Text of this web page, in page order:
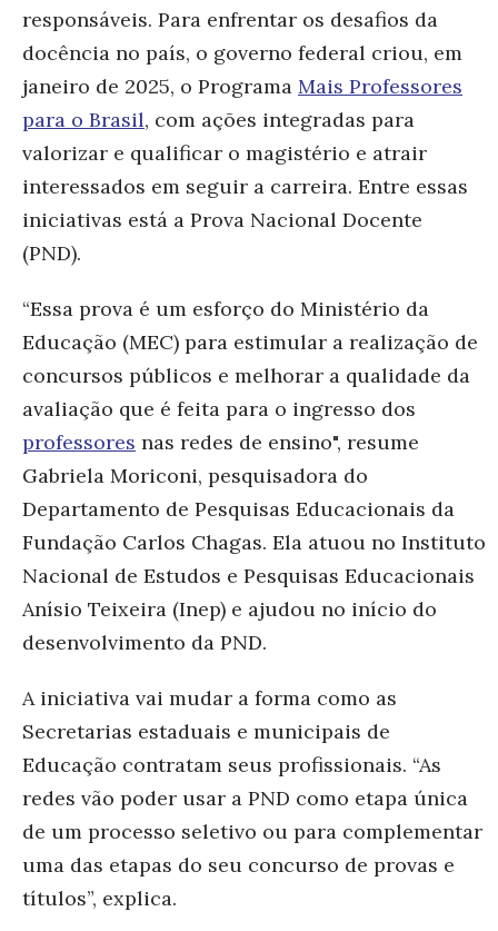
responsáveis. Para enfrentar os desafios da
docência no país, o governo federal criou, em
janeiro de 2025, o Programa Mais Professores
para o Brasil, com ações integradas para
valorizar e qualificar o magistério e atrair
interessados em seguir a carreira. Entre essas
iniciativas está a Prova Nacional Docente
(PND).
“Essa prova é um esforço do Ministério da
Educação (MEC) para estimular a realização de
concursos públicos e melhorar a qualidade da
avaliação que é feita para o ingresso dos
professores nas redes de ensino", resume
Gabriela Moriconi, pesquisadora do
Departamento de Pesquisas Educacionais da
Fundação Carlos Chagas. Ela atuou no Instituto
Nacional de Estudos e Pesquisas Educacionais
Anísio Teixeira (Inep) e ajudou no início do
desenvolvimento da PND.
A iniciativa vai mudar a forma como as
Secretarias estaduais e municipais de
Educação contratam seus profissionais. “As
redes vão poder usar a PND como etapa única
de um processo seletivo ou para complementar
uma das etapas do seu concurso de provas e
títulos”, explica.